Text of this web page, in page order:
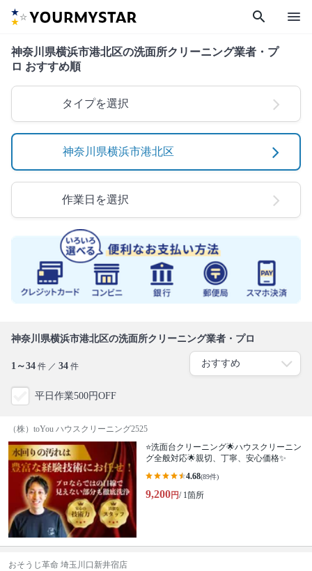
search menu
神奈川県横浜市港北区の洗面所クリーニング業者・プ
ロ おすすめ順
タイプを選択
神奈川県横浜市港北区
作業日を選択
神奈川県横浜市港北区の洗面所クリーニング業者・プロ
1～34 件 ／ 34 件
平日作業500円OFF
（株）toYou ハウスクリーニング2525
⭐️洗面台クリーニング🌟ハウスクリーニン
グ全般対応🌟親切、丁寧、安心価格✨
4.68(89件)
9,200円/ 1箇所
おそうじ革命 埼玉川口新井宿店